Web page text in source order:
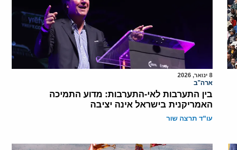
8 ינואר, 2026
ארה"ב
בין התערבות לאי-התערבות: מדוע התמיכה
האמריקנית בישראל אינה יציבה
עו"ד תרצה שור